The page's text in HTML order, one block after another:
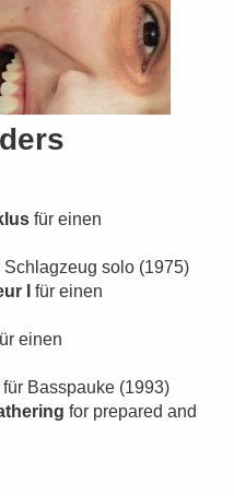
für einen
Schlagzeug solo (1975)
I
für einen
einen
Basspauke (1993)
for prepared and